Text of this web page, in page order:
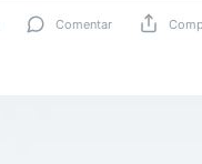
Comentar